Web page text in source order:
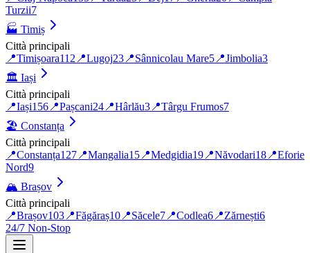
Turzii7
🏭 Timiș
Città principali
📍Timișoara112 📍Lugoj23 📍Sânnicolau Mare5 📍Jimbolia3
🏛️ Iași
Città principali
📍Iași156 📍Pașcani24 📍Hârlău3 📍Târgu Frumos7
🏖️ Constanța
Città principali
📍Constanța127 📍Mangalia15 📍Medgidia19 📍Năvodari18 📍Eforie
Nord9
🏔️ Brașov
Città principali
📍Brașov103 📍Făgăraș10 📍Săcele7 📍Codlea6 📍Zărnești6
24/7 Non-Stop